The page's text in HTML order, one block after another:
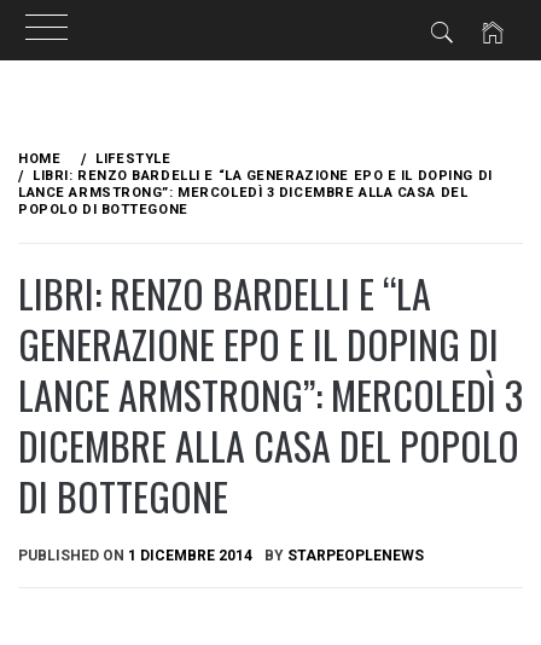
content
HOME
LIFESTYLE
LIBRI: RENZO BARDELLI E “LA GENERAZIONE EPO E IL DOPING DI
LANCE ARMSTRONG”: MERCOLEDÌ 3 DICEMBRE ALLA CASA DEL
POPOLO DI BOTTEGONE
LIBRI: RENZO BARDELLI E “LA
GENERAZIONE EPO E IL DOPING DI
LANCE ARMSTRONG”: MERCOLEDÌ 3
DICEMBRE ALLA CASA DEL POPOLO
DI BOTTEGONE
PUBLISHED ON 1 DICEMBRE 2014 BY STARPEOPLENEWS